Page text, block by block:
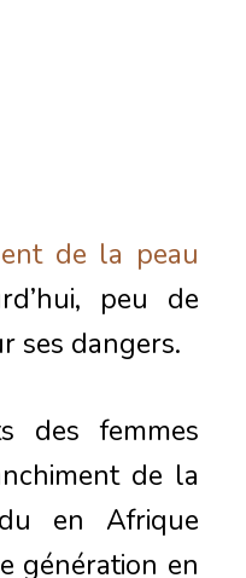
de la peau
peu de
ses dangers.
des femmes
de la
en Afrique
génération en